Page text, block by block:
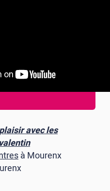
avec les
à Mourenx